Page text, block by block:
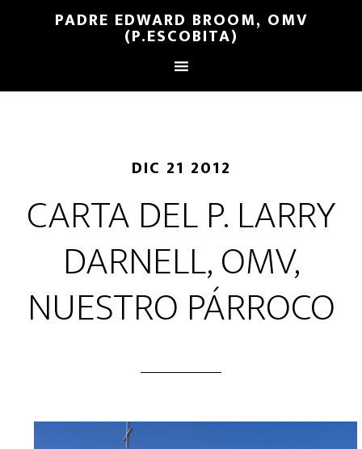
PADRE EDWARD BROOM, OMV
(P.ESCOBITA)
DIC 21 2012
CARTA DEL P. LARRY
DARNELL, OMV,
NUESTRO PÁRROCO